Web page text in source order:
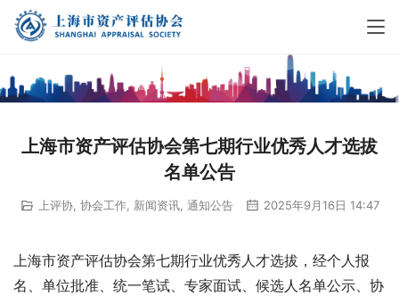
上海市资产评估协会第七期行业优秀人才选拔
名单公告
上评协, 协会工作, 新闻资讯, 通知公告 2025年9月16日 14:47
上海市资产评估协会第七期行业优秀人才选拔，经个人报
名、单位批准、统一笔试、专家面试、候选人名单公示、协